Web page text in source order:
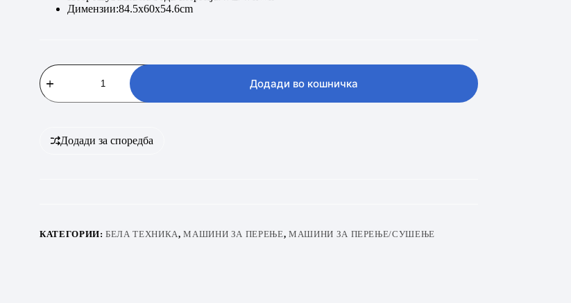
Димензии:84.5x60x54.6cm
BEKO
BM3WFSU48415WBRO
количина
Додади во кошничка
Додади за споредба
КАТЕГОРИИ:БЕЛА ТЕХНИКА,МАШИНИ ЗА ПЕРЕЊЕ,МАШИНИ ЗА ПЕРЕЊЕ/СУШЕЊЕ